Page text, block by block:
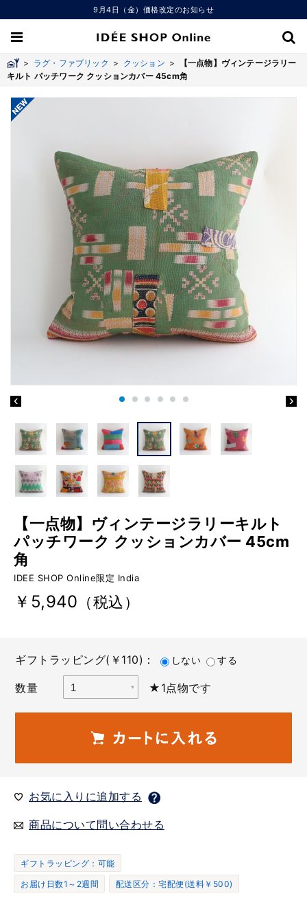
9月4日（金）価格改定のお知らせ
> ラグ・ファブリック > クッション >
【一点物】ヴィンテージラリー
キルト パッチワーク クッションカバー 45cm角
【一点物】ヴィンテージラリーキルト
パッチワーク クッションカバー 45cm
角
IDEE SHOP Online限定 India
￥5,940 （税込）
ギフトラッピング(￥110)： しない する
数量 ★1点物です
お気に入りに追加する
商品について問い合わせる
ギフトラッピング：可能
お届け日数1～2週間
配送区分：宅配便(送料￥500)